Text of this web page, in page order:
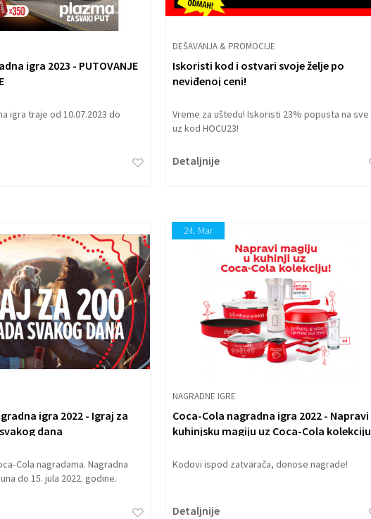
igra 2023 - PUTOVANJE
igra traje od 10.07.2023 do
DEŠAVANJA & PROMOCIJE
Iskoristi kod i ostvari svoje želje po
neviđenoj ceni!
Vreme za uštedu! Iskoristi 23% popusta na sve
uz kod HOCU23!
Detaljnije
igra 2022 - Igraj za
dana
nagradama. Nagradna
do 15. jula 2022. godine.
24. Mar
NAGRADNE IGRE
Coca-Cola nagradna igra 2022 - Napravi
kuhinjsku magiju uz Coca-Cola kolekciju
Kodovi ispod zatvarača, donose nagrade!
Detaljnije